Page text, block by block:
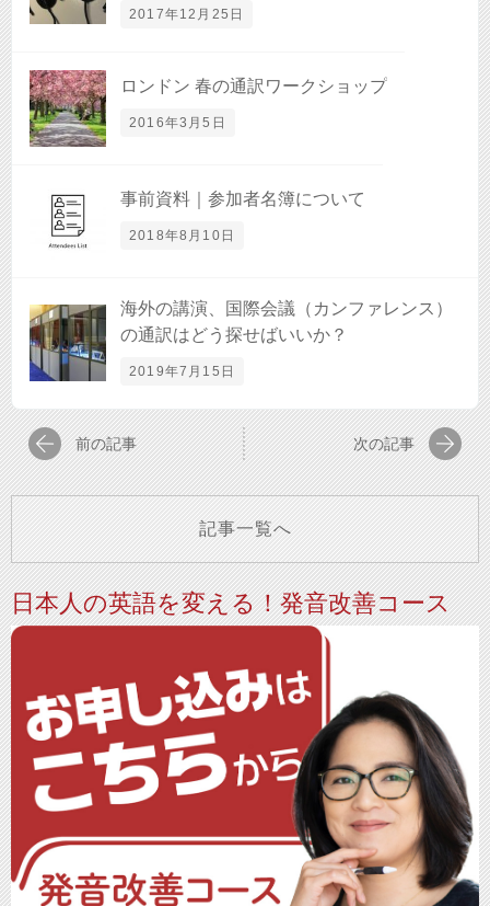
2017年12月25日
ロンドン 春の通訳ワークショップ
2016年3月5日
事前資料｜参加者名簿について
2018年8月10日
海外の講演、国際会議（カンファレンス）
の通訳はどう探せばいいか？
2019年7月15日
前の記事 次の記事
記事一覧へ
日本人の英語を変える！発音改善コース